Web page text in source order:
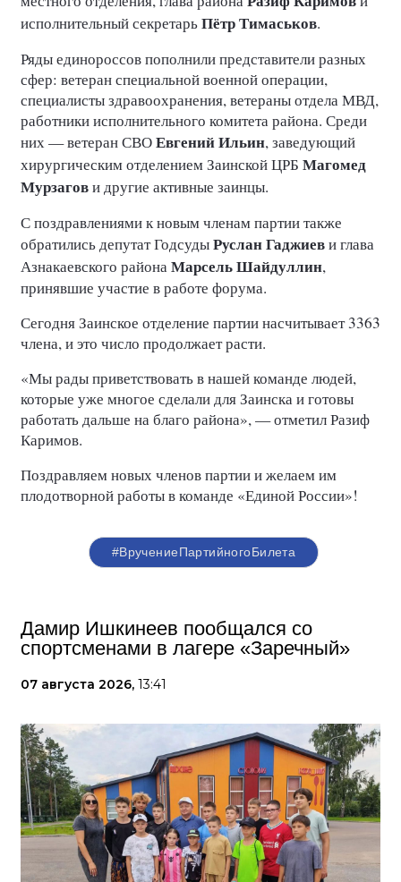
исполнительный секретарьПётр Тимаськов.
Ряды единороссов пополнили представители разных
сфер: ветеран специальной военной операции,
специалисты здравоохранения, ветераны отдела МВД,
работники исполнительного комитета района. Среди
них — ветеран СВОЕвгений Ильин, заведующий
хирургическим отделением Заинской ЦРБ Магомед
Мурзагови другие активные заинцы.
С поздравлениями к новым членам партии также
обратились депутат ГодсудыРуслан Гаджиеви глава
Азнакаевского районаМарсель Шайдуллин,
принявшие участие в работе форума.
Сегодня Заинское отделение партии насчитывает 3363
члена, и это число продолжает расти.
«Мы рады приветствовать в нашей команде людей,
которые уже многое сделали для Заинска и готовы
работать дальше на благо района», — отметил Разиф
Каримов.
Поздравляем новых членов партии и желаем им
плодотворной работы в команде «Единой России»!
#ВручениеПартийногоБилета
Дамир Ишкинеев пообщался со
спортсменами в лагере «Заречный»
07 августа 2026, 13:41